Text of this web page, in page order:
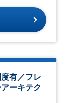
有／フレ
ーキテク